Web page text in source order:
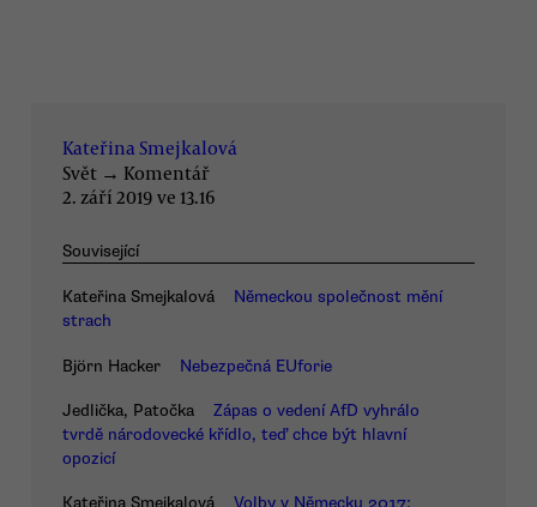
Kateřina Smejkalová
Svět → Komentář
2. září 2019 ve 13.16
Související
Kateřina Smejkalová
Německou společnost mění
strach
Björn Hacker Nebezpečná EUforie
Jedlička, Patočka
Zápas o vedení AfD vyhrálo
tvrdě národovecké křídlo, teď chce být hlavní
opozicí